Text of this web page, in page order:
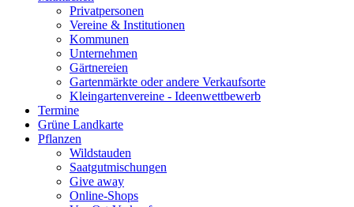
Privatpersonen
Vereine & Institutionen
Kommunen
Unternehmen
Gärtnereien
Gartenmärkte oder andere Verkaufsorte
Kleingartenvereine - Ideenwettbewerb
Termine
Grüne Landkarte
Pflanzen
Wildstauden
Saatgutmischungen
Give away
Online-Shops